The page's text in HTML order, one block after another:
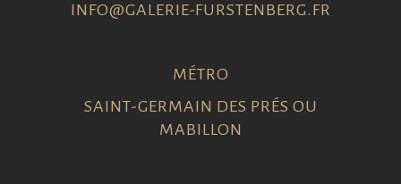
INFO@GALERIE-FURSTENBERG.FR
MÉTRO
SAINT-GERMAIN DES PRÉS OU
MABILLON